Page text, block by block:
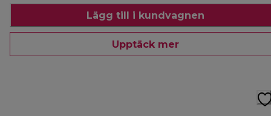
Lägg till i kundvagnen
Upptäck mer